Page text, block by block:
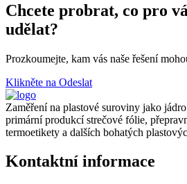
Chcete probrat, co pro
udělat?
Prozkoumejte, kam vás naše řešení
Klikněte na Odeslat
Zaměření na plastové suroviny jako
primární produkcí strečové fólie,
termoetikety a dalších bohatých
Kontaktní informace